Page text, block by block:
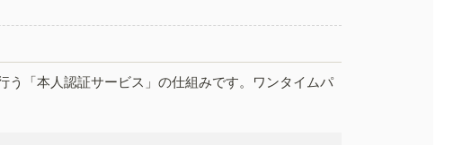
う「本人認証サービス」の仕組みです。ワンタイムパ